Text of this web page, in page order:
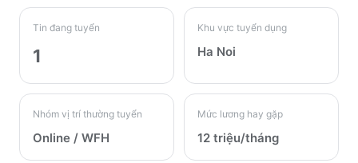
Tin đang tuyển
1
Khu vực tuyển dụng
Ha Noi
Nhóm vị trí thường tuyển
Online / WFH
Mức lương hay gặp
12 triệu/tháng